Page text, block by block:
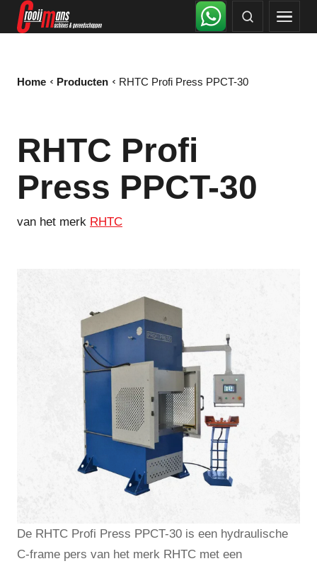
Home Producten RHTC Profi Press PPCT-30
RHTC Profi
Press PPCT-30
van het merk RHTC
De RHTC Profi Press PPCT-30 is een hydraulische
C-frame pers van het merk RHTC met een